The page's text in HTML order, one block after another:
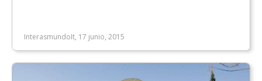
InterasmundoIt, 17 junio, 2015